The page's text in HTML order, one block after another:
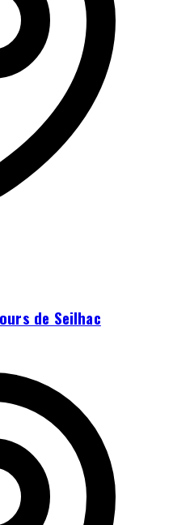
de Seilhac